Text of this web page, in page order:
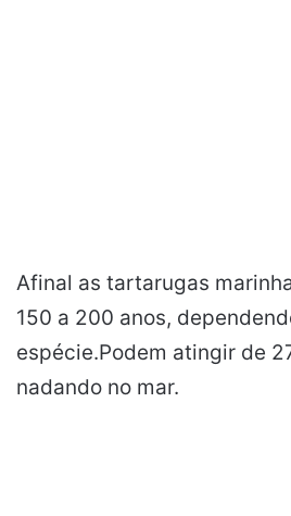
Afinal as tartarugas
150 a 200 anos,
espécie.Podem atingir de
nadando no mar.